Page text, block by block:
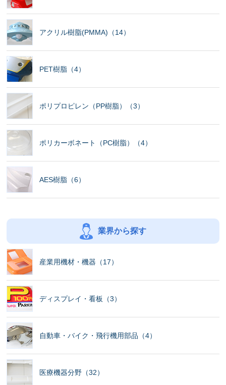
アクリル樹脂(PMMA)（14）
PET樹脂（4）
ポリプロピレン（PP樹脂）（3）
ポリカーボネート（PC樹脂）（4）
AES樹脂（6）
業界から探す
産業用機材・機器（17）
ディスプレイ・看板（3）
自動車・バイク・飛行機用部品（4）
医療機器分野（32）